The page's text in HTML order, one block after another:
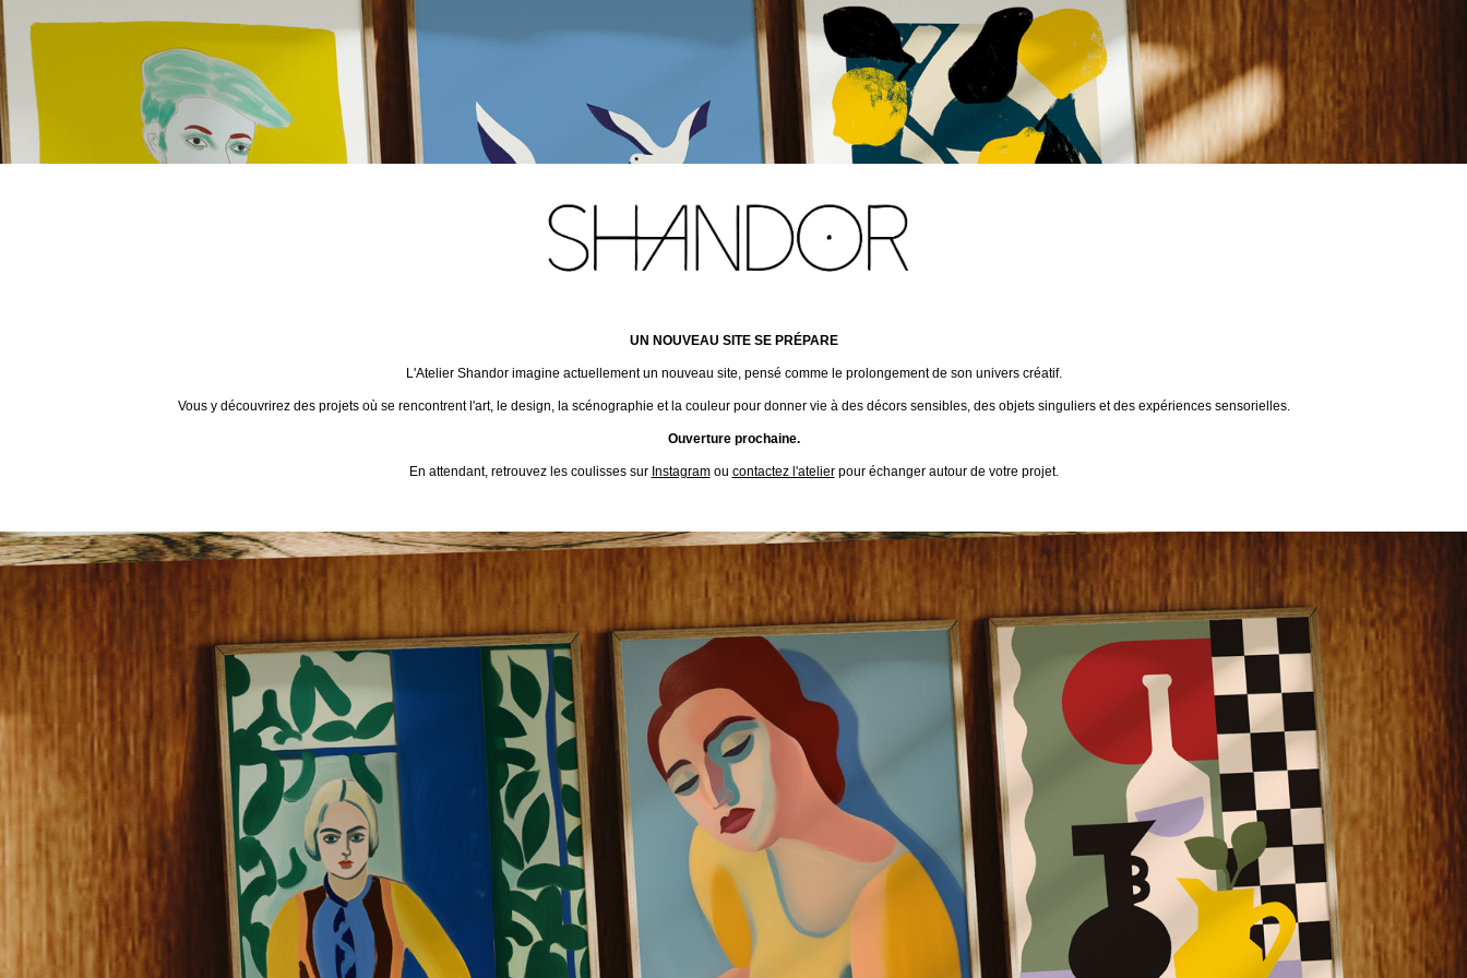
UN NOUVEAU SITE SE PRÉPARE
L'Atelier Shandor imagine actuellement un nouveau site, pensé comme le prolongement de son univers créatif.
Vous y découvrirez des projets où se rencontrent l'art, le design, la scénographie et la couleur pour donner vie à des décors sensibles, des objets singuliers et des expériences sensorielles.
Ouverture prochaine.
En attendant, retrouvez les coulisses sur Instagramou contactez l'atelierpour échanger autour de votre projet.